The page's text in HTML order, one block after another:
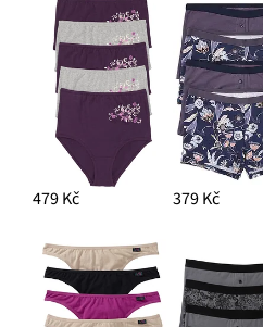
479 Kč 379 Kč